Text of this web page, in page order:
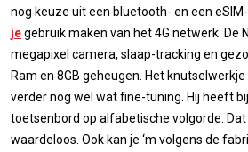
nog keuze uit een bluetooth- en een
jegebruik maken van het 4G netwerk. De
megapixel camera, slaap-tracking en
Ram en 8GB geheugen. Het
verder nog wel wat fine-tuning. Hij heeft
toetsenbord op alfabetische volgorde. Dat
waardeloos. Ook kan je ‘m volgens de